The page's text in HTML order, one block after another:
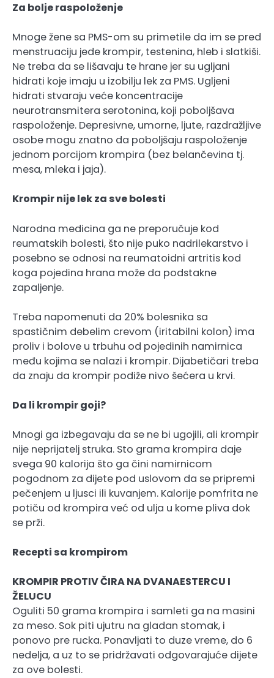
Za bolje raspoloženje
Mnoge žene sa PMS-om su primetile da im se pred
menstruaciju jede krompir, testenina, hleb i slatkiši.
Ne treba da se lišavaju te hrane jer su ugljani
hidrati koje imaju u izobilju lek za PMS. Ugljeni
hidrati stvaraju veće koncentracije
neurotransmitera serotonina, koji poboljšava
raspoloženje. Depresivne, umorne, ljute, razdražljive
osobe mogu znatno da poboljšaju raspoloženje
jednom porcijom krompira (bez belančevina tj.
mesa, mleka i jaja).
Krompir nije lek za sve bolesti
Narodna medicina ga ne preporučuje kod
reumatskih bolesti, što nije puko nadrilekarstvo i
posebno se odnosi na reumatoidni artritis kod
koga pojedina hrana može da podstakne
zapaljenje.
Treba napomenuti da 20% bolesnika sa
spastičnim debelim crevom (iritabilni kolon) ima
proliv i bolove u trbuhu od pojedinih namirnica
među kojima se nalazi i krompir. Dijabetičari treba
da znaju da krompir podiže nivo šećera u krvi.
Da li krompir goji?
Mnogi ga izbegavaju da se ne bi ugojili, ali krompir
nije neprijatelj struka. Sto grama krompira daje
svega 90 kalorija što ga čini namirnicom
pogodnom za dijete pod uslovom da se pripremi
pečenjem u ljusci ili kuvanjem. Kalorije pomfrita ne
potiču od krompira već od ulja u kome pliva dok
se prži.
Recepti sa krompirom
KROMPIR PROTIV ČIRA NA DVANAESTERCU I
ŽELUCU
Oguliti 50 grama krompira i samleti ga na masini
za meso. Sok piti ujutru na gladan stomak, i
ponovo pre rucka. Ponavljati to duze vreme, do 6
nedelja, a uz to se pridržavati odgovarajuće dijete
za ove bolesti.